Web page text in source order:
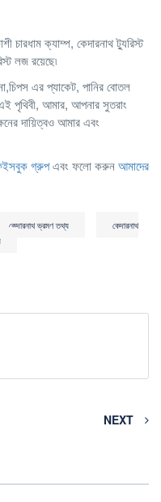
চারধাম ক্যাম্প, কেদারনাথ ট্যুরিস্ট
লজ রয়েছে৷
এর প্যাকেট, পানির বোতল
পৃথিবী, আমার, আপনার সুতরাং
দায়িত্বও আমার এবং
গ্রুপএবং ফলো করুনআমাদের
কেদারনাথ ভ্রমণ তথ্য
কেদারনাথ
NEXT